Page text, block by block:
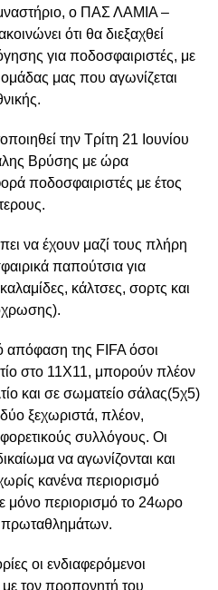
ο ΠΑΣ ΛΑΜΙΑ –
ότι θα διεξαχθεί
για ποδοσφαιριστές, με
μας που αγωνίζεται
την Τρίτη 21 Ιουνίου
Βρύσης με ώρα
ποδοσφαιριστές με έτος
να έχουν μαζί τους πλήρη
παπούτσια για
κάλτσες, σορτς και
απόφαση της FIFA όσοι
στο 11Χ11, μπορούν πλέον
και σε σωματείο σάλας(5χ5)
δύο ξεχωριστά, πλέον,
συλλόγους. Οι
να αγωνίζονται και
κανένα περιορισμό
μόνο περιορισμό το 24ωρο
οι ενδιαφερόμενοι
τον προπονητή του